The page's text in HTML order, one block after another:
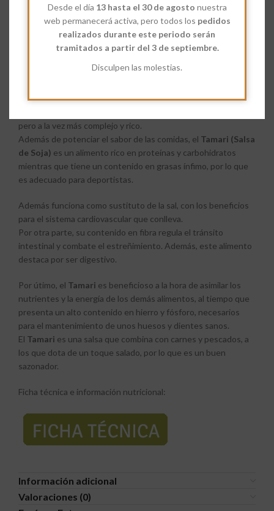
Desde el día 13 hasta el 30 de agosto nuestra
web permanecerá activa, pero todos los pedidos
realizados durante este periodo serán
tramitados a partir del 3 de septiembre.
Disculpen las molestias.
es refinada y pasteurizada.
Aunque parecida en aspecto y sabor a la salsa de soja, es en
realidad una salsa con unas características muy especiales. De
hecho, el parecido es sólo aparente porque si la miramos con
También comprobaremos que aunque comparte el sabor
pero a la vez más complejo y rico.
Además de potenciar el sabor de las comidas, el Tamari (Salsa
de Soja) es un alimento rico en proteínas y carbohidratos
mientras que tiene un contenido en grasas ínfimo, por lo que
es adecuado para deportistas.
Además funciona como sustituto de la sal, con los beneficios
para el sistema cardiovascular que conlleva.
Por otra parte, su contenido en fibra regula el tránsito
intestinal y combate el estreñimiento. Además, este alimento
destaca por ser digestivo.
Por útimo, el Tamari es beneficioso a la hora de asimilar los
nutrientes y la energía de los demás alimentos, al tiempo que
presenta un alto contenido en hierro y fósforo, necesarios
para el mantenimiento de unos huesos y dientes sanos.
El Tamari es una salsa que combina con carnes y pescados, a
los que dota de un toque salado, por lo que es un buen
sazonador.
Ficha técnica e información nutricional:
Información adicional
Valoraciones (0)